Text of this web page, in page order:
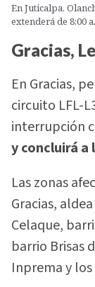
En Juticalpa,
extenderá de 8:00
Gracias,
En Gracias,
circuito LFL-
interrupción
y concluirá a
Las zonas
Gracias,
Celaque,
barrio Brisas
Inprema y los